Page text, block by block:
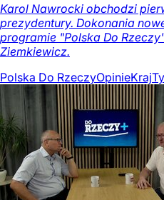
Karol Nawrocki obchodzi
prezydentury. Dokonania
programie "Polska Do
Ziemkiewicz.
Polska Do RzeczyOpinieKraj